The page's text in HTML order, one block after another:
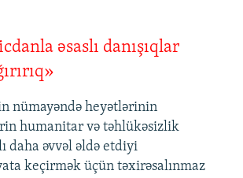
əsaslı danışıqlar
nümayəndə heyətlərinin
humanitar və təhlükəsizlik
daha əvvəl əldə etdiyi
keçirmək üçün təxirəsalınmaz